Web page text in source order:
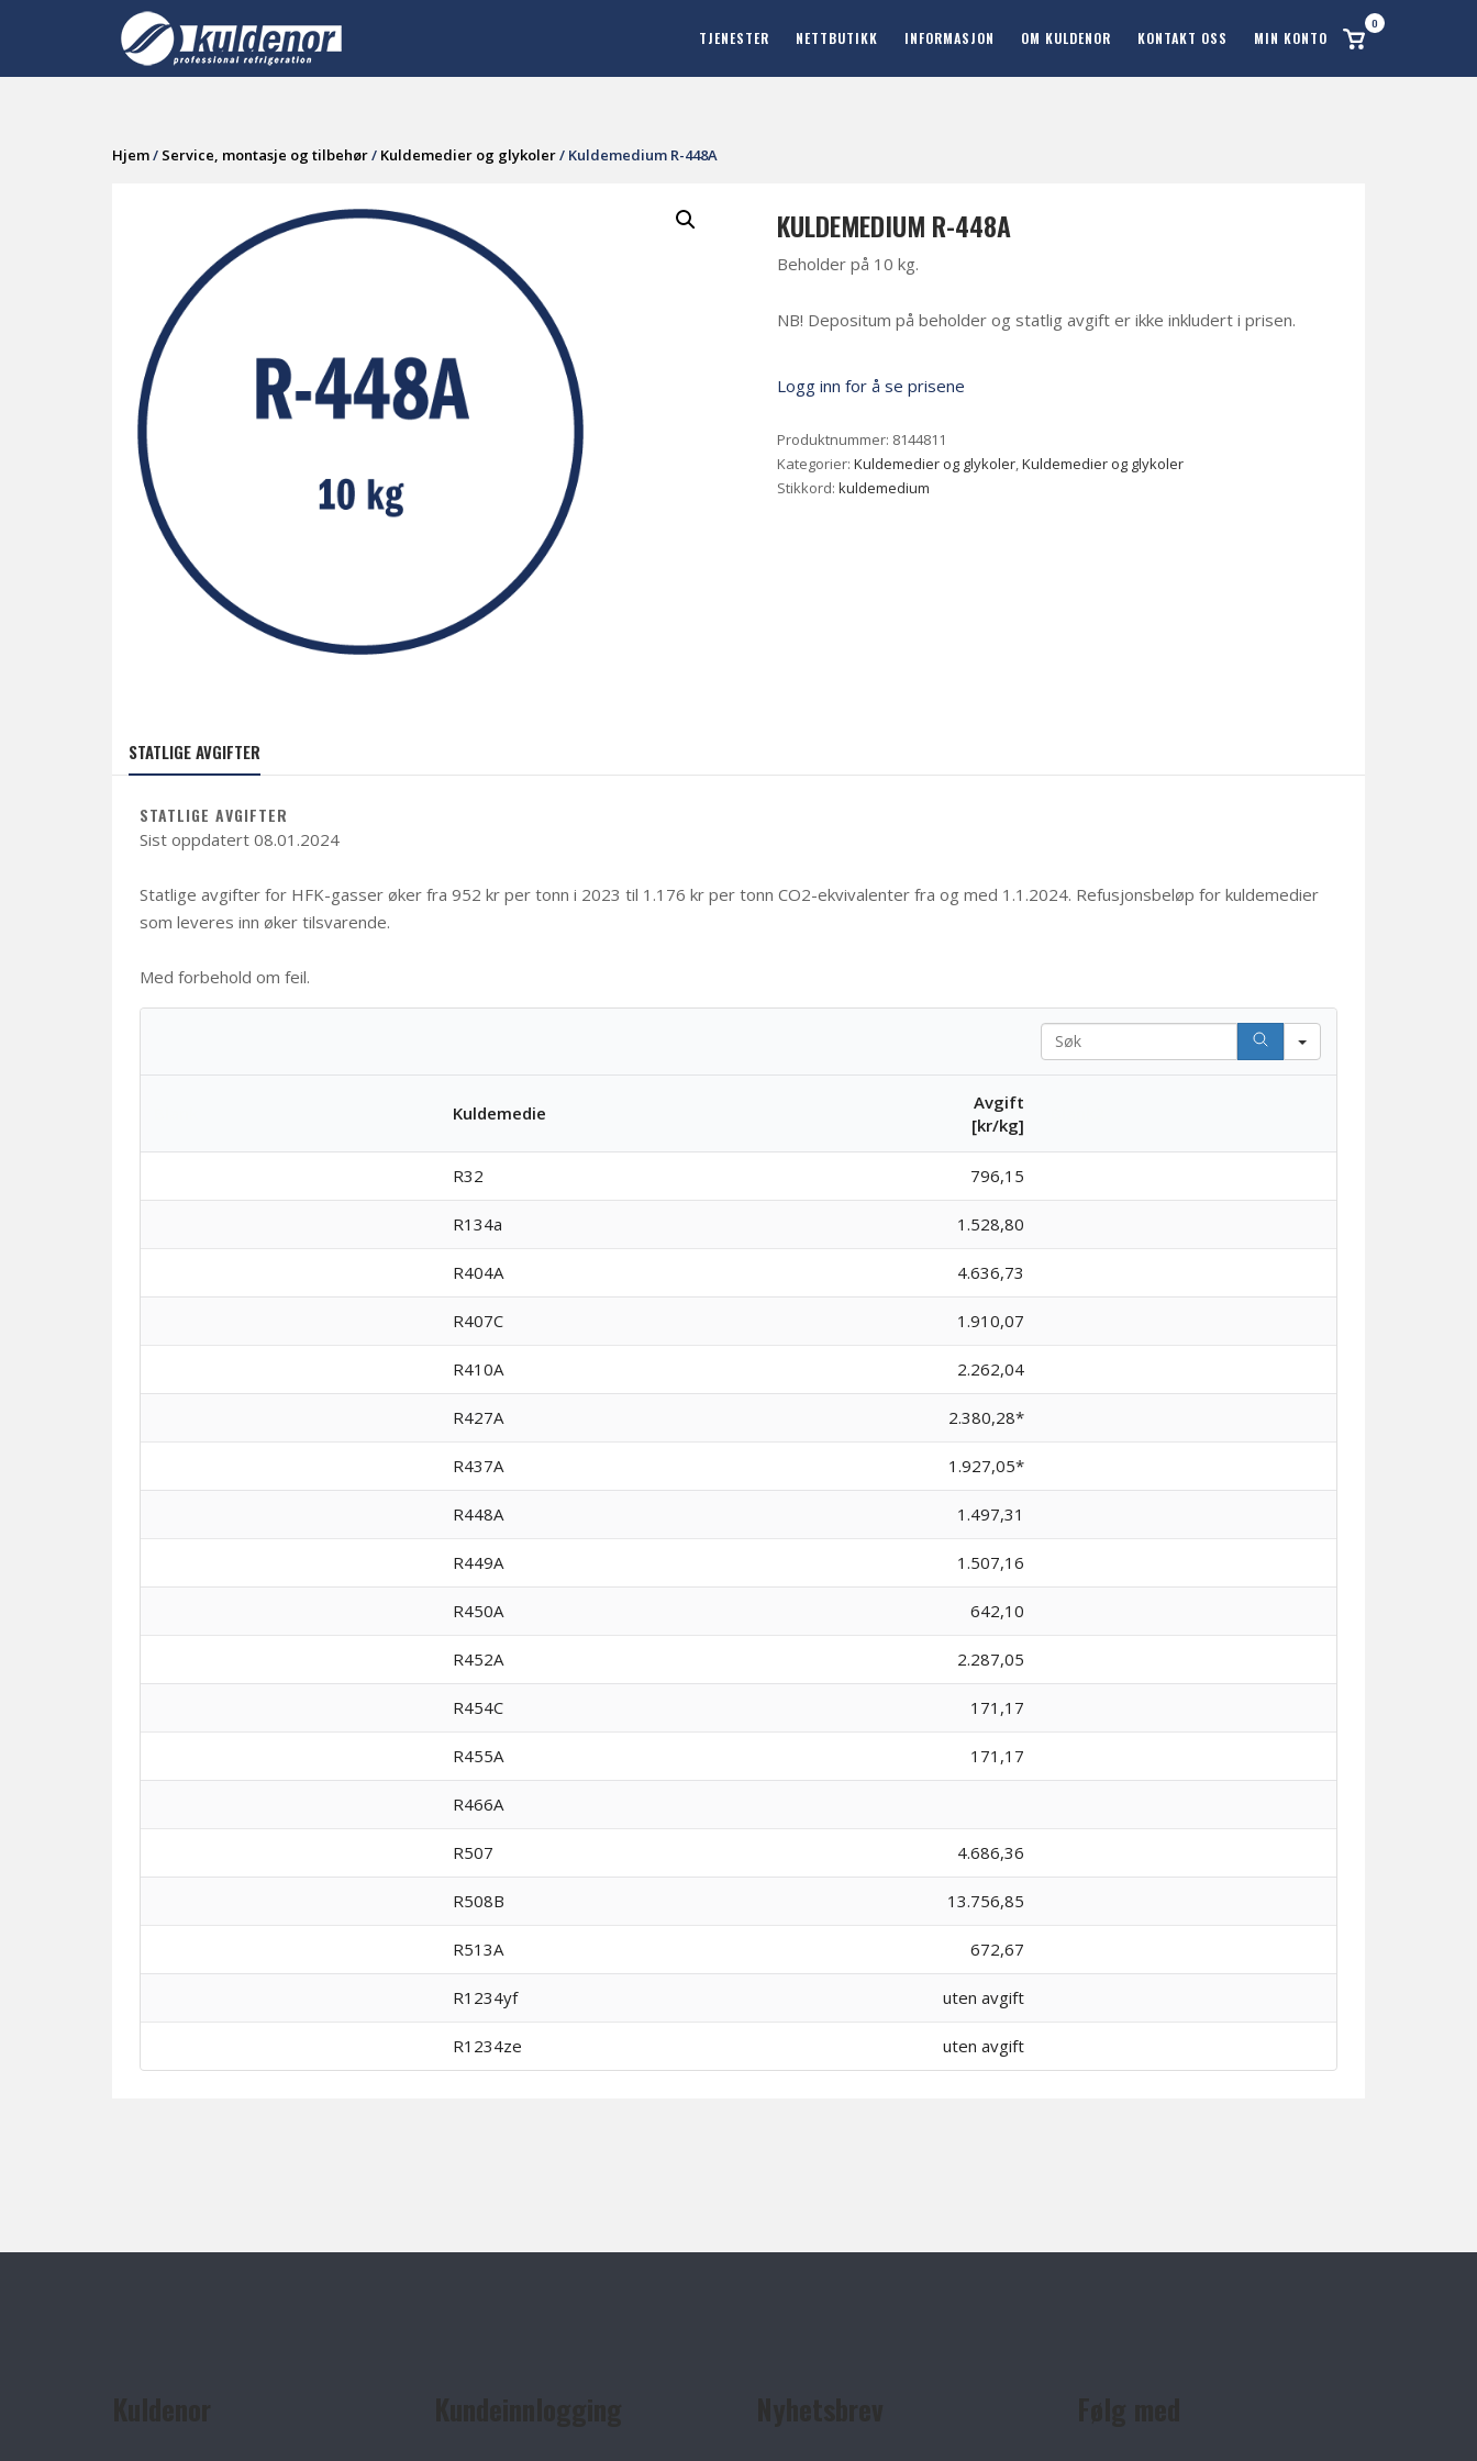
TJENESTER NETTBUTIKK INFORMASJON OM KULDENOR KONTAKT OSS MIN KONTO
Se 0
Hjem/ Service, montasje og tilbehør/ Kuldemedier og glykoler/ Kuldemedium R-448A
KULDEMEDIUM R-448A
Beholder på 10 kg.
NB! Depositum på beholder og statlig avgift er ikke inkludert i prisen.
Logg inn for å se prisene
Produktnummer: 8144811
Kategorier:Kuldemedier og glykoler,Kuldemedier og glykoler
Stikkord:kuldemedium
STATLIGE AVGIFTER
STATLIGE AVGIFTER
Sist oppdatert 08.01.2024
Statlige avgifter for HFK-gasser øker fra 952 kr per tonn i 2023 til 1.176 kr per tonn CO2-ekvivalenter fra og med 1.1.2024. Refusjonsbeløp for kuldemedier
som leveres inn øker tilsvarende.
Med forbehold om feil.
Search
Kuldemedie
Avgift
[kr/kg]
R32 796,15
R134a 1.528,80
R404A 4.636,73
R407C 1.910,07
R410A 2.262,04
R427A 2.380,28*
R437A 1.927,05*
R448A 1.497,31
R449A 1.507,16
R450A 642,10
R452A 2.287,05
R454C 171,17
R455A 171,17
R466A
R507 4.686,36
R508B 13.756,85
R513A 672,67
R1234yf uten avgift
R1234ze uten avgift